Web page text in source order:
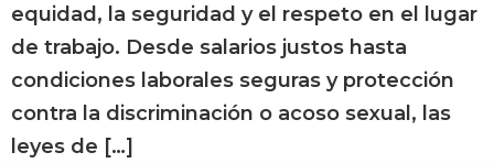
equidad, la seguridad y el respeto en el lugar
de trabajo. Desde salarios justos hasta
condiciones laborales seguras y protección
contra la discriminación o acoso sexual, las
leyes de […]